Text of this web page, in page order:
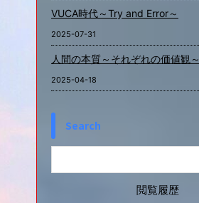
VUCA時代～Try and Error～
2025-07-31
人間の本質～それぞれの価値観～
2025-04-18
Search
閲覧履歴